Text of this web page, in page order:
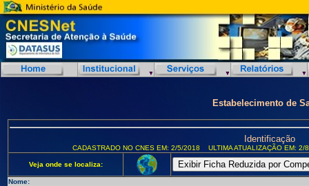
Estabelecimento de
Identificação
CADASTRADO NO CNES EM: 2/5/2018 ULTIMA ATUALIZAÇÃO EM:
Veja onde se localiza:
Nome: